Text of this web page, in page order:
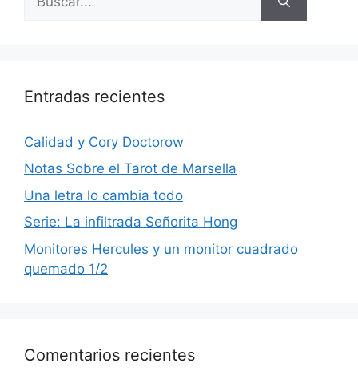
Entradas recientes
Calidad y Cory Doctorow
Notas Sobre el Tarot de Marsella
Una letra lo cambia todo
Serie: La infiltrada Señorita Hong
Monitores Hercules y un monitor cuadrado
quemado 1/2
Comentarios recientes